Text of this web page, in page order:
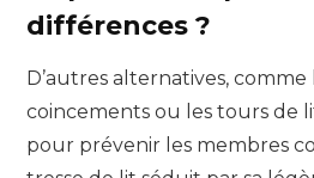
différences ?
D’autres alternatives,
coincements ou les tours de
pour prévenir les membres